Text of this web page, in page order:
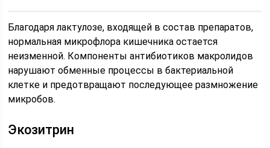
Благодаря лактулозе, входящей в состав препаратов,
нормальная микрофлора кишечника остается
неизменной. Компоненты антибиотиков макролидов
нарушают обменные процессы в бактериальной
клетке и предотвращают последующее размножение
микробов.
Экозитрин